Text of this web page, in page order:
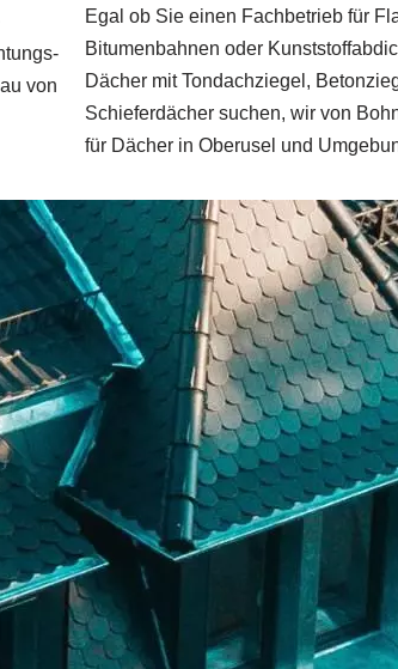
von
Egal ob Sie einen Fachbetrieb für
Bitumenbahnen oder
Dächer mit Tondachziegel,
Schieferdächer suchen, wir von
für Dächer in Oberusel und